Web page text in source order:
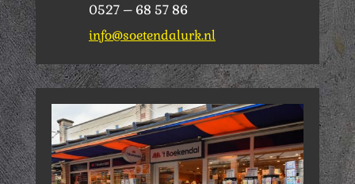
0527 – 68 57 86
info@soetendalurk.nl